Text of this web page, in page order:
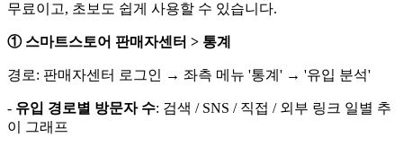
무료이고, 초보도 쉽게 사용할 수 있습니다.
① 스마트스토어 판매자센터 > 통계
경로: 판매자센터 로그인 → 좌측 메뉴 '통계' → '유입 분석'
- 유입 경로별 방문자 수: 검색 / SNS / 직접 / 외부 링크 일별 추
이 그래프